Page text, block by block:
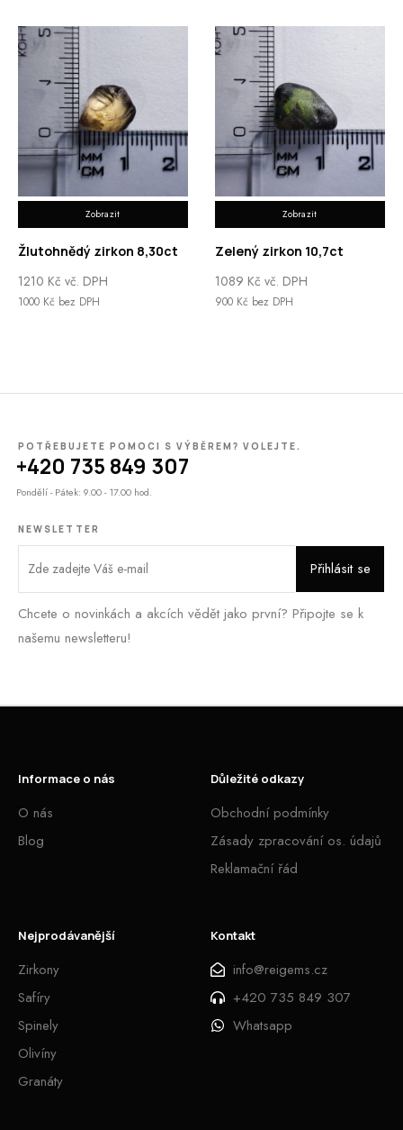
Zobrazit
Žlutohnědý zirkon 8,30ct
1210 Kč vč. DPH
1000 Kč bez DPH
Zobrazit
Zelený zirkon 10,7ct
1089 Kč vč. DPH
900 Kč bez DPH
POTŘEBUJETE POMOCI S VÝBĚREM? VOLEJTE.
+420 735 849 307
Pondělí - Pátek: 9.00 - 17.00 hod.
NEWSLETTER
Chcete o novinkách a akcích vědět jako první? Připojte se k
našemu newsletteru!
Informace o nás
O nás
Blog
Důležité odkazy
Obchodní podmínky
Zásady zpracování os. údajů
Reklamační řád
Nejprodávanější
Zirkony
Safíry
Spinely
Olivíny
Granáty
Kontakt
info@reigems.cz
+420 735 849 307
Whatsapp